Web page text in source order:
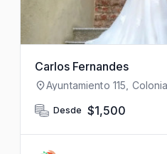
Carlos Fernandes
Ayuntamiento 115,
México
Desde $1,500